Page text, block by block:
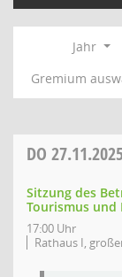
Jahr
Gremium
DO
Sitzung des
Tourismus und
17:00 Uhr
Rathaus I,